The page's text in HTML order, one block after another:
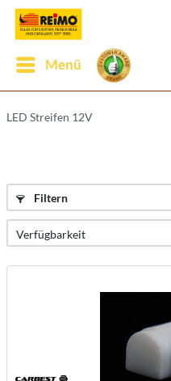
Menü
LED Streifen 12V
Filtern